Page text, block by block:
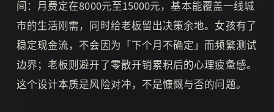
间：月费定在8000元至15000元，基本能覆盖一线城
市的生活刚需，同时给老板留出决策余地。女孩有了
稳定现金流，不会因为「下个月不确定」而频繁测试
边界；老板则避开了零散开销累积后的心理疲惫感。
这个设计本质是风险对冲，不是慷慨与否的问题。